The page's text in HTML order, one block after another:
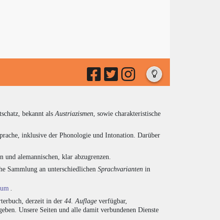
bekannt als Austriazismen , sowie charakteristische
inklusive der Phonologie und Intonation. Darüber
alemannischen, klar abzugrenzen.
Sammlung an unterschiedlichen Sprachvarianten in
derzeit in der 44. Auflage verfügbar,
Unsere Seiten und alle damit verbundenen Dienste